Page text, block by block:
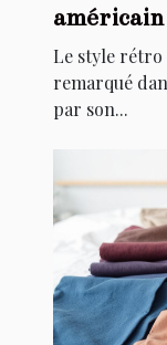
Le style
remarqué
par son...